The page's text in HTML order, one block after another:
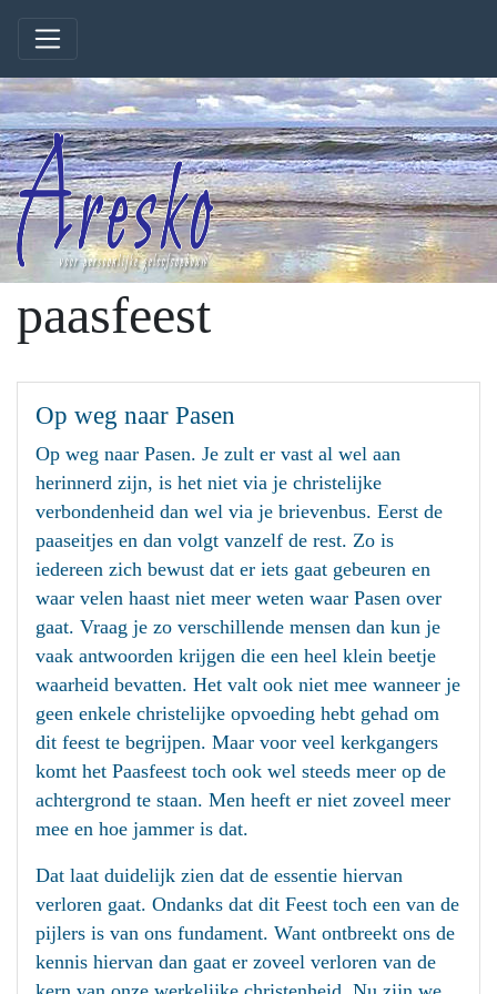
paasfeest
Op weg naar Pasen
Op weg naar Pasen. Je zult er vast al wel aan
herinnerd zijn, is het niet via je christelijke
verbondenheid dan wel via je brievenbus. Eerst de
paaseitjes en dan volgt vanzelf de rest. Zo is
iedereen zich bewust dat er iets gaat gebeuren en
waar velen haast niet meer weten waar Pasen over
gaat. Vraag je zo verschillende mensen dan kun je
vaak antwoorden krijgen die een heel klein beetje
waarheid bevatten. Het valt ook niet mee wanneer je
geen enkele christelijke opvoeding hebt gehad om
dit feest te begrijpen. Maar voor veel kerkgangers
komt het Paasfeest toch ook wel steeds meer op de
achtergrond te staan. Men heeft er niet zoveel meer
mee en hoe jammer is dat.
Dat laat duidelijk zien dat de essentie hiervan
verloren gaat. Ondanks dat dit Feest toch een van de
pijlers is van ons fundament. Want ontbreekt ons de
kennis hiervan dan gaat er zoveel verloren van de